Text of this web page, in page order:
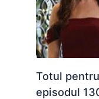
Totul
episodul